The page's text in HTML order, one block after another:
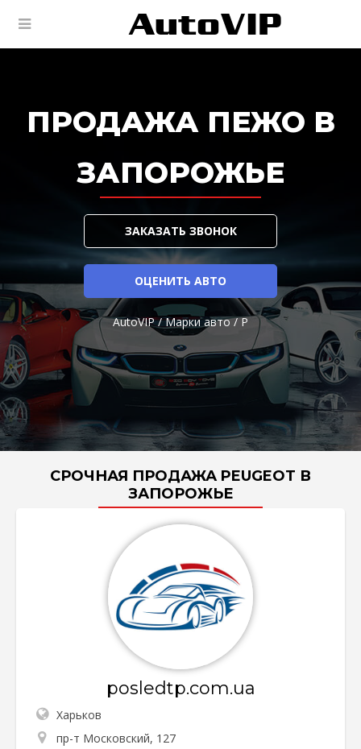
ПРОДАЖА ПЕЖО В
ЗАПОРОЖЬЕ
ЗАКАЗАТЬ ЗВОНОК
ОЦЕНИТЬ АВТО
AutoVIP/Марки авто/P
СРОЧНАЯ ПРОДАЖА PEUGEOT В
ЗАПОРОЖЬЕ
posledtp.com.ua
Харьков
пр-т Московский, 127